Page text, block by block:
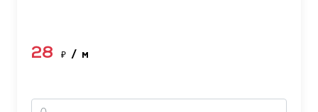
28 ₽ / м